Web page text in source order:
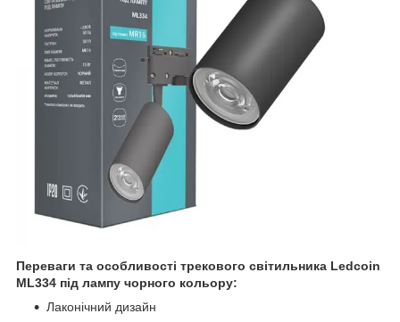
Переваги та особливості трекового світильника Ledcoin
ML334 під лампу чорного кольору:
Лаконічний дизайн